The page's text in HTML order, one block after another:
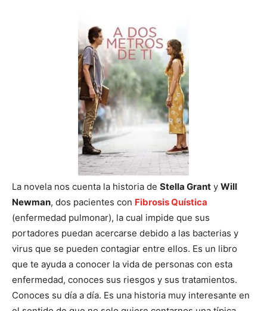
La novela nos cuenta la historia de Stella Grant y Will
Newman, dos pacientes con Fibrosis Quística
(enfermedad pulmonar), la cual impide que sus
portadores puedan acercarse debido a las bacterias y
virus que se pueden contagiar entre ellos. Es un libro
que te ayuda a conocer la vida de personas con esta
enfermedad, conoces sus riesgos y sus tratamientos.
Conoces su día a día. Es una historia muy interesante en